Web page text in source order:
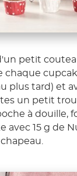
petit
chaque
plus tard) et
un petit
à douille,
avec 15 g de